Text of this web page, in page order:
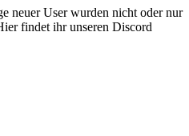
neuer User wurden nicht oder nur
findet ihr unseren Discord